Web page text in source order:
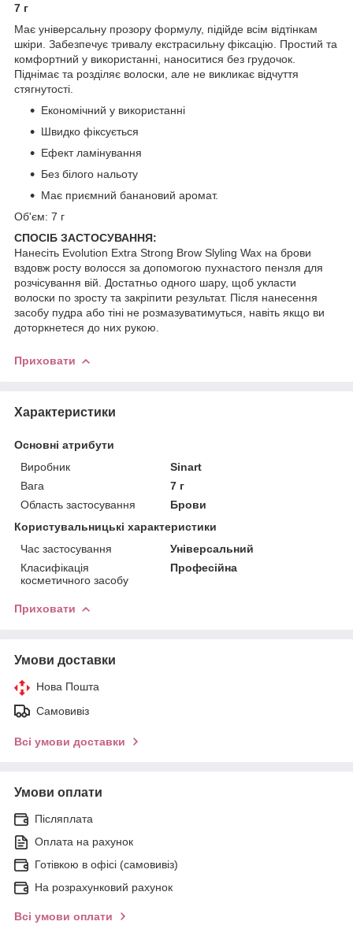
7 г
Має універсальну прозору формулу, підійде всім відтінкам
шкіри. Забезпечує тривалу екстрасильну фіксацію. Простий та
комфортний у використанні, наноситися без грудочок.
Піднімає та розділяє волоски, але не викликає відчуття
стягнутості.
Економічний у використанні
Швидко фіксується
Ефект ламінування
Без білого нальоту
Має приємний банановий аромат.
Об'єм: 7 г
СПОСІБ ЗАСТОСУВАННЯ:
Нанесіть Evolution Extra Strong Brow Slyling Wax на брови
вздовж росту волосся за допомогою пухнастого пензля для
розчісування вій. Достатньо одного шару, щоб укласти
волоски по зросту та закріпити результат. Після нанесення
засобу пудра або тіні не розмазуватимуться, навіть якщо ви
доторкнетеся до них рукою.
Приховати
Характеристики
Основні атрибути
Виробник
Sinart
Вага
7 г
Область застосування
Брови
Користувальницькі характеристики
Час застосування
Універсальний
Класифікація
косметичного засобу
Професійна
Приховати
Умови доставки
Нова Пошта
Самовивіз
Всі умови доставки
Умови оплати
Післяплата
Оплата на рахунок
Готівкою в офісі (самовивіз)
На розрахунковий рахунок
Всі умови оплати